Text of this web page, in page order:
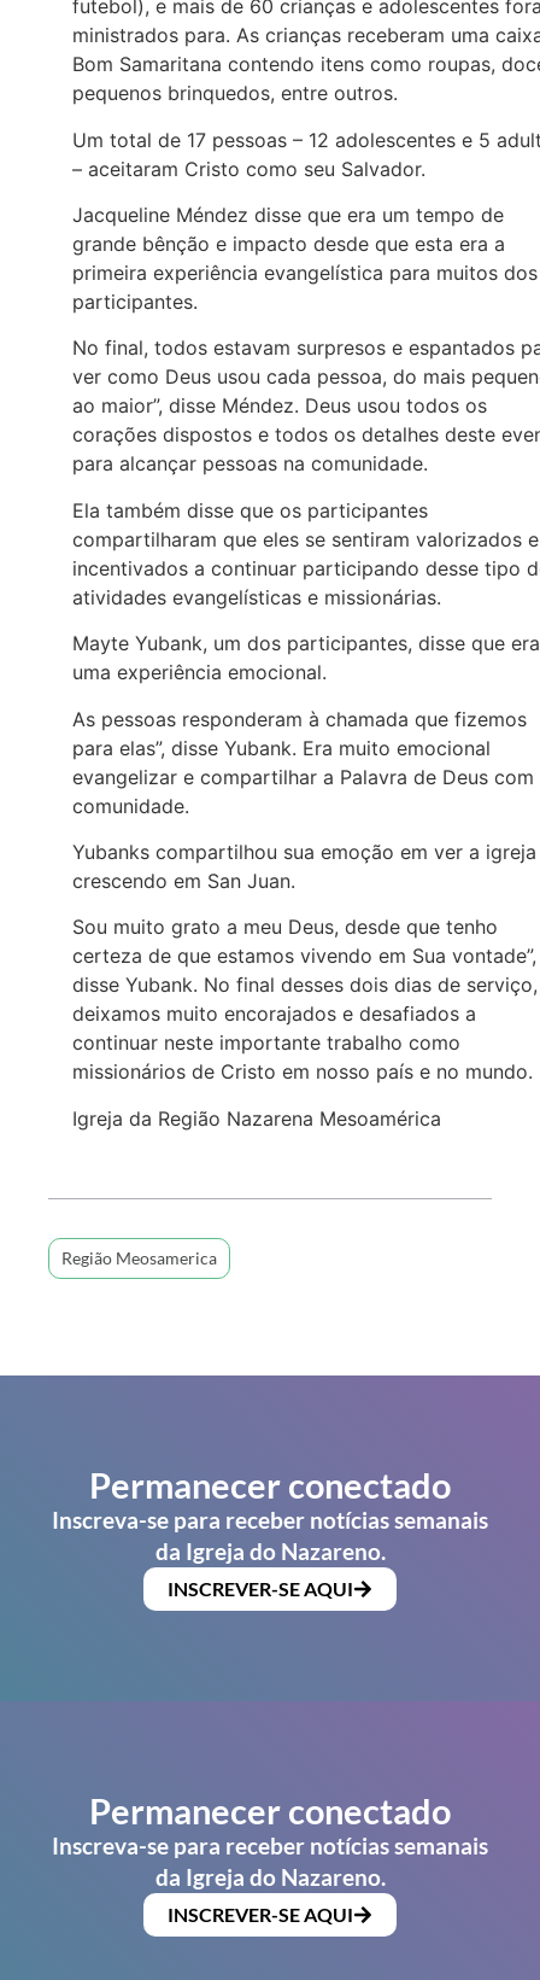
futebol), e mais de 60 crianças e adolescentes
ministrados para. As crianças receberam uma
Bom Samaritana contendo itens como roupas,
pequenos brinquedos, entre outros.
Um total de 17 pessoas – 12 adolescentes e 5
– aceitaram Cristo como seu Salvador.
Jacqueline Méndez disse que era um tempo de
grande bênção e impacto desde que esta era a
primeira experiência evangelística para muitos dos
participantes.
No final, todos estavam surpresos e espantados
ver como Deus usou cada pessoa, do mais
ao maior”, disse Méndez. Deus usou todos os
corações dispostos e todos os detalhes deste
para alcançar pessoas na comunidade.
Ela também disse que os participantes
compartilharam que eles se sentiram valorizados e
incentivados a continuar participando desse tipo
atividades evangelísticas e missionárias.
Mayte Yubank, um dos participantes, disse que era
uma experiência emocional.
As pessoas responderam à chamada que fizemos
para elas”, disse Yubank. Era muito emocional
evangelizar e compartilhar a Palavra de Deus com
comunidade.
Yubanks compartilhou sua emoção em ver a igreja
crescendo em San Juan.
Sou muito grato a meu Deus, desde que tenho
certeza de que estamos vivendo em Sua vontade”,
disse Yubank. No final desses dois dias de serviço,
deixamos muito encorajados e desafiados a
continuar neste importante trabalho como
missionários de Cristo em nosso país e no mundo.
Igreja da Região Nazarena Mesoamérica
Região Meosamerica
Permanecer conectado
Inscreva-se para receber notícias semanais
da Igreja do Nazareno.
INSCREVER-SE AQUI
Permanecer conectado
Inscreva-se para receber notícias semanais
da Igreja do Nazareno.
INSCREVER-SE AQUI